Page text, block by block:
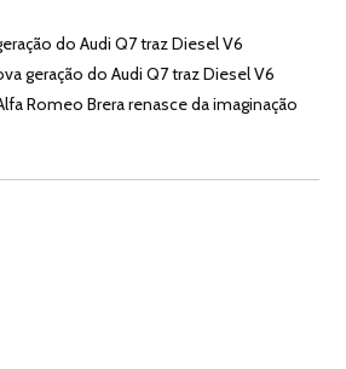
do Audi Q7 traz Diesel V6
geração do Audi Q7 traz Diesel V6
Romeo Brera renasce da imaginação